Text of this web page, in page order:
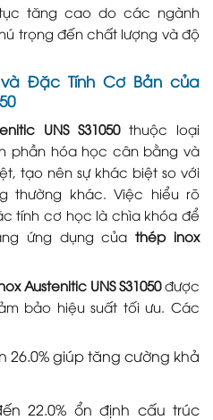
tục tăng cao do các ngành
trọng đến chất lượng và độ
Đặc Tính Cơ Bản của
UNS S31050thuộc loại
phần hóa học cân bằng và
tạo nên sự khác biệt so với
thường khác. Việc hiểu rõ
tính cơ học là chìa khóa để
ứng dụng củathép inox
Austenitic UNS S31050được
bảo hiệu suất tối ưu. Các
26.0% giúp tăng cường khả
22.0% ổn định cấu trúc